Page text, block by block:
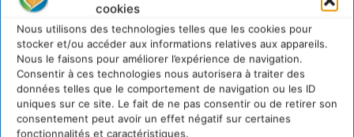
cookies
Nous utilisons des technologies telles que les cookies pour
stocker et/ou accéder aux informations relatives aux appareils.
Nous le faisons pour améliorer l’expérience de navigation.
Consentir à ces technologies nous autorisera à traiter des
données telles que le comportement de navigation ou les ID
uniques sur ce site. Le fait de ne pas consentir ou de retirer son
consentement peut avoir un effet négatif sur certaines
fonctionnalités et caractéristiques.